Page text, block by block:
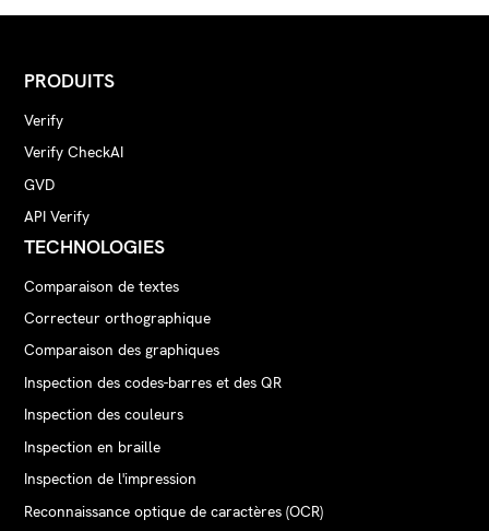
PRODUITS
Verify
Verify CheckAI
GVD
API Verify
TECHNOLOGIES
Comparaison de textes
Correcteur orthographique
Comparaison des graphiques
Inspection des codes-barres et des QR
Inspection des couleurs
Inspection en braille
Inspection de l'impression
Reconnaissance optique de caractères (OCR)